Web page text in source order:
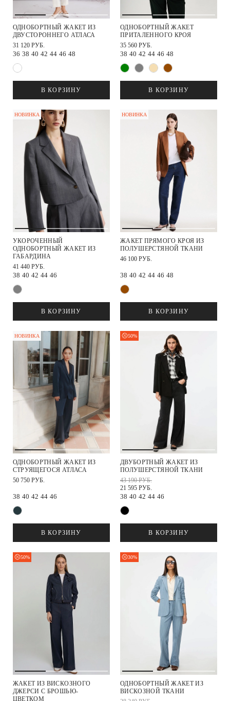
ОДНОБОРТНЫЙ ЖАКЕТ ИЗ
ДВУСТОРОННЕГО АТЛАСА
31 120 РУБ.
36 38 40 42 44 46 48
В КОРЗИНУ
ОДНОБОРТНЫЙ ЖАКЕТ
ПРИТАЛЕННОГО КРОЯ
35 560 РУБ.
38 40 42 44 46 48
В КОРЗИНУ
НОВИНКА
УКОРОЧЕННЫЙ
ОДНОБОРТНЫЙ ЖАКЕТ ИЗ
ГАБАРДИНА
41 440 РУБ.
38 40 42 44 46
В КОРЗИНУ
НОВИНКА
ЖАКЕТ ПРЯМОГО КРОЯ ИЗ
ПОЛУШЕРСТЯНОЙ ТКАНИ
46 100 РУБ.
38 40 42 44 46 48
В КОРЗИНУ
НОВИНКА
ОДНОБОРТНЫЙ ЖАКЕТ ИЗ
СТРУЯЩЕГОСЯ АТЛАСА
50 750 РУБ.
38 40 42 44 46
В КОРЗИНУ
50%
ДВУБОРТНЫЙ ЖАКЕТ ИЗ
ПОЛУШЕРСТЯНОЙ ТКАНИ
43 190 РУБ.
21 595 РУБ.
38 40 42 44 46
В КОРЗИНУ
50%
ЖАКЕТ ИЗ ВИСКОЗНОГО
ДЖЕРСИ С БРОШЬЮ-
ЦВЕТКОМ
30%
ОДНОБОРТНЫЙ ЖАКЕТ ИЗ
ВИСКОЗНОЙ ТКАНИ